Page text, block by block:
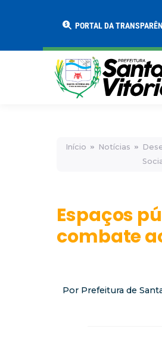
PORTAL DA
Início Notícias
Espaços
combate
Por Prefeitura de